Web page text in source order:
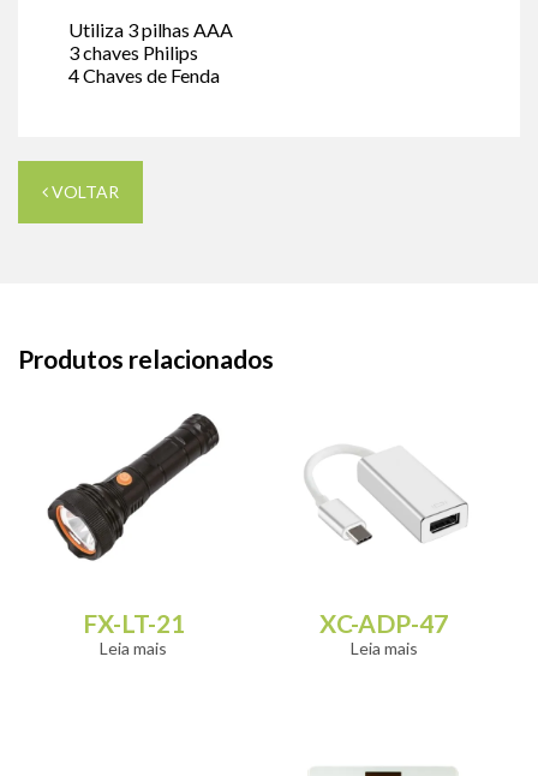
Utiliza 3 pilhas AAA
3 chaves Philips
4 Chaves de Fenda
VOLTAR
Produtos relacionados
FX-LT-21
Leia mais
XC-ADP-47
Leia mais